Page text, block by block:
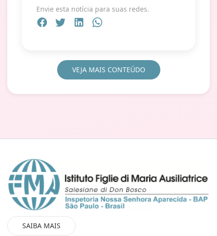
Envie esta notícia para suas redes.
VEJA MAIS CONTEÚDO
SAIBA MAIS